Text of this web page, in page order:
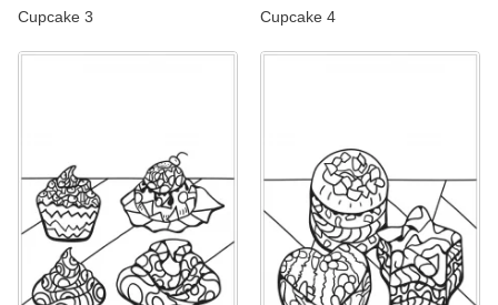
Cupcake 3 Cupcake 4